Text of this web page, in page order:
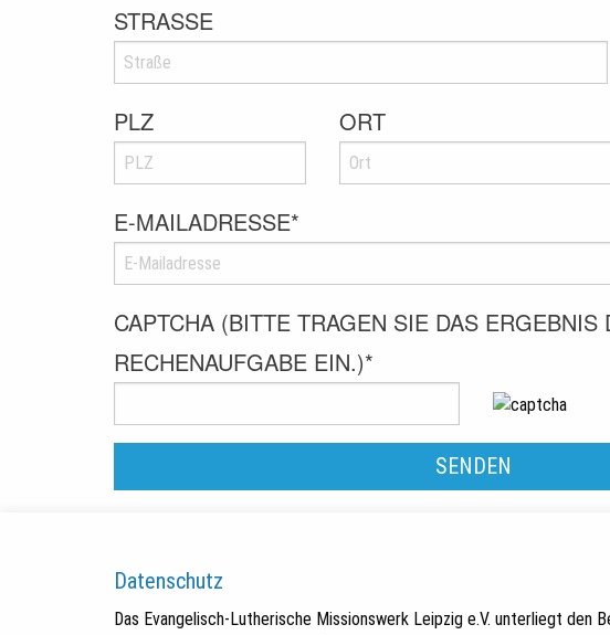
STRASSE
PLZ ORT
E-MAILADRESSE*
CAPTCHA (BITTE TRAGEN SIE DAS ERGEBNIS
RECHENAUFGABE EIN.)*
Datenschutz
Das Evangelisch-Lutherische Missionswerk Leipzig e.V. unterliegt den